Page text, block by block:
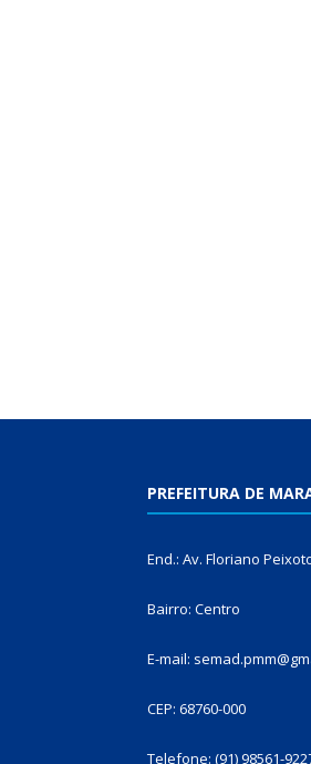
PREFEITURA DE
End.: Av. Floriano
Bairro: Centro
E-mail:
CEP: 68760-000
Telefone: (91) 98561-